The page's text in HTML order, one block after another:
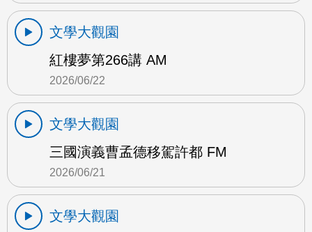
文學大觀園
紅樓夢第266講 AM
2026/06/22
文學大觀園
三國演義曹孟德移駕許都 FM
2026/06/21
文學大觀園